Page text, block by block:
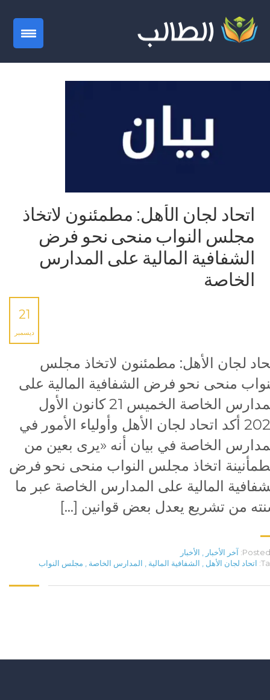
اتحاد لجان الأهل: مطمئنون لاتخاذ
مجلس النواب منحى نحو فرض
الشفافية المالية على المدارس
الخاصة
21
ديسمبر
لجان الأهل: مطمئنون لاتخاذ مجلس
منحى نحو فرض الشفافية المالية على
المدارس الخاصة الخميس 21 كانون الأول
2023 أكد اتحاد لجان الأهل وأولياء الأمور في
الخاصة في بيان أنه «يرى بعين من
اتخاذ مجلس النواب منحى نحو فرض
المالية على المدارس الخاصة عبر ما
من تشريع يعدل بعض قوانين […]
Posted آخر الأخبار , الأخبار
اتحاد لجان الأهل , الشفافية المالية , المدارس الخاصة , مجلس النواب